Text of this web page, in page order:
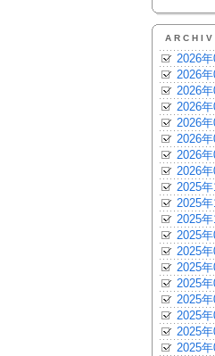
2026年
2026年
2026年
2026年
2026年
2026年
2026年
2026年
2025年
2025年
2025年
2025年
2025年
2025年
2025年
2025年
2025年
2025年
2025年